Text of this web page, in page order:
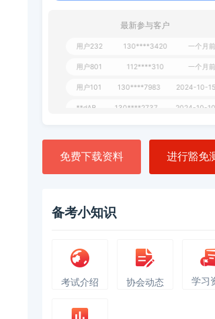
最新参与客户
用户279 130****8868 2024-08-21
免费下载资料 进行豁免
备考小知识
考试介绍 协会动态 学习